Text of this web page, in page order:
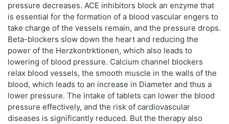
pressure decreases. ACE inhibitors block an enzyme that
is essential for the formation of a blood vascular engers to
take charge of the vessels remain, and the pressure drops.
Beta-blockers slow down the heart and reducing the
power of the Herzkontrktionen, which also leads to
lowering of blood pressure. Calcium channel blockers
relax blood vessels, the smooth muscle in the walls of the
blood, which leads to an increase in Diameter and thus a
lower pressure. The intake of tablets can lower the blood
pressure effectively, and the risk of cardiovascular
diseases is significantly reduced. But the therapy also